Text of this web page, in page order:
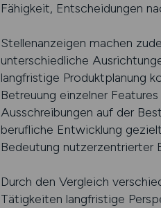
Fähigkeit, Entscheidungen
Stellenanzeigen machen
unterschiedliche
langfristige Produktplanung
Betreuung einzelner
Ausschreibungen auf der
berufliche Entwicklung
Bedeutung nutzerzentrierter
Durch den Vergleich
Tätigkeiten langfristige